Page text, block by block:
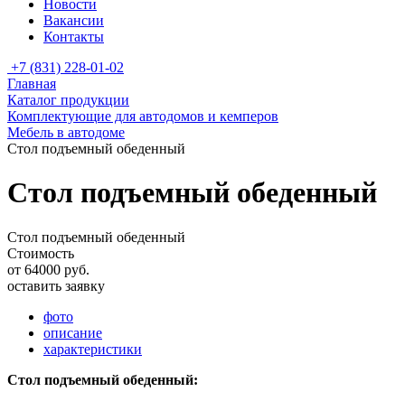
Новости
Вакансии
Контакты
+7 (831) 228-01-02
Главная
Каталог продукции
Комплектующие для автодомов и кемперов
Мебель в автодоме
Стол подъемный обеденный
Стол подъемный обеденный
Стол подъемный обеденный
Стоимость
от 64000 руб.
оставить заявку
фото
описание
характеристики
Стол подъемный обеденный: